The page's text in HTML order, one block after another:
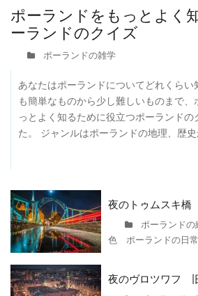
ポーランドをもっとよく
ーランドのクイズ
ポーランドの雑学
あなたはポーランドについてどれくらい
も簡単なものから少し難しいものまで、
っとよく知るために役立つポーランドの
た。 ジャンルはポーランドの地理、歴
夜のトゥムスキ
ポーランド
色 ポーランドの日
夜のヴロツワフ